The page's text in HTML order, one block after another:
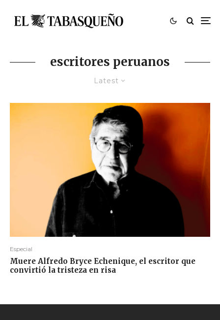
escritores peruanos
Latest
Especial
Muere Alfredo Bryce Echenique, el escritor que
convirtió la tristeza en risa